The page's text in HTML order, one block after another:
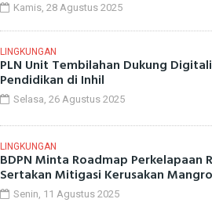
Kamis, 28 Agustus 2025
LINGKUNGAN
PLN Unit Tembilahan Dukung
Pendidikan di Inhil
Selasa, 26 Agustus 2025
LINGKUNGAN
BDPN Minta Roadmap Perkelapaan
Sertakan Mitigasi Kerusakan
Senin, 11 Agustus 2025